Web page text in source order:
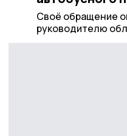
Своё обращение
руководителю